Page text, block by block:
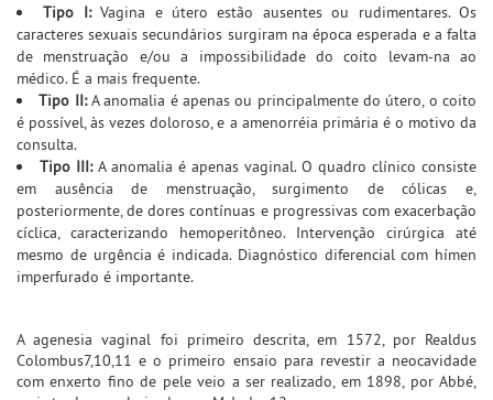
Tipo I:Vagina e útero estão ausentes ou rudimentares. Os
caracteres sexuais secundários surgiram na época esperada e a falta
de menstruação e/ou a impossibilidade do coito levam-na ao
médico. É a mais frequente.
Tipo II:A anomalia é apenas ou principalmente do útero, o coito
é possível, às vezes doloroso, e a amenorréia primária é o motivo da
consulta.
Tipo III:A anomalia é apenas vaginal. O quadro clínico consiste
em ausência de menstruação, surgimento de cólicas e,
posteriormente, de dores contínuas e progressivas com exacerbação
cíclica, caracterizando hemoperitôneo. Intervenção cirúrgica até
mesmo de urgência é indicada. Diagnóstico diferencial com hímen
imperfurado é importante.
A agenesia vaginal foi primeiro descrita, em 1572, por Realdus
Colombus7,10,11 e o primeiro ensaio para revestir a neocavidade
com enxerto fino de pele veio a ser realizado, em 1898, por Abbé,